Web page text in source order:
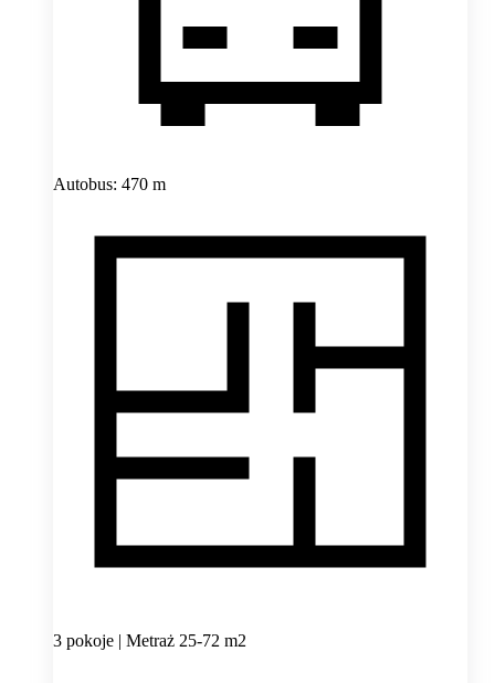
Autobus: 470 m
3 pokoje | Metraż 25-72 m2